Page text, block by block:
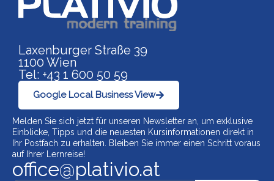
Laxenburger Straße 39
1100 Wien
Tel: +43 1 600 50 59
Google Local Business View
Melden Sie sich jetzt für unseren Newsletter an, um exklusive
Einblicke, Tipps und die neuesten Kursinformationen direkt in
Ihr Postfach zu erhalten. Bleiben Sie immer einen Schritt voraus
auf Ihrer Lernreise!
office@plativio.at